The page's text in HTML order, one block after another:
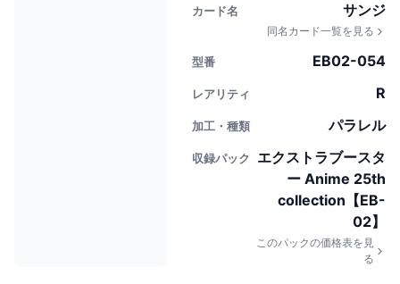
カード名 サンジ
同名カード一覧を見る
型番 EB02-054
レアリティ R
加工・種類 パラレル
収録パック
エクストラブースタ
ー Anime 25th
collection【EB-
02】
このパックの価格表を見
る